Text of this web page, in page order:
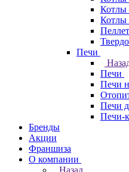
Котлы
Котлы
Печи
Печи
Печи
Печи
Печи-
Бренды
Акции
Франшиза
О компании
Назад